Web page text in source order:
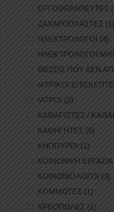
ΕΡΓΟΘΕΡΑΠΕΥΤΕΣ
ΖΑΧΑΡΟΠΛΑΣΤΕΣ (1)
ΗΛΕΚΤΡΟΛΟΓΟΙ (4)
ΗΛΕΚΤΡΟΛΟΓΟΙ
ΘΕΣΕΙΣ ΠΟΥ ΔΕΝ
ΙΑΤΡΙΚΟΙ
ΙΑΤΡΟΙ (2)
ΚΑΘΑΡΙΣΤΕΣ /
ΚΑΘΗΓΗΤΕΣ (5)
ΚΗΠΟΥΡΟΙ (1)
ΚΟΙΝΩΝΙΚΗ ΕΡΓΑΣΙΑ
ΚΟΙΝΩΝΙΟΛΟΓΟΙ (3)
ΚΟΜΜΩΤΕΣ (1)
ΚΡΕΟΠΩΛΕΣ (1)